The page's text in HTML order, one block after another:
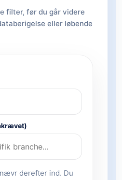
filter, før du går videre
eller løbende
derefter ind. Du